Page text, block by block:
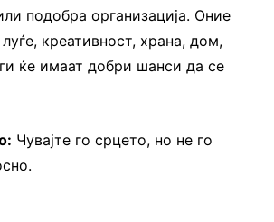
подобра организација. Оние
креативност, храна, дом,
ќе имаат добри шанси да се
Чувајте го срцето, но не го